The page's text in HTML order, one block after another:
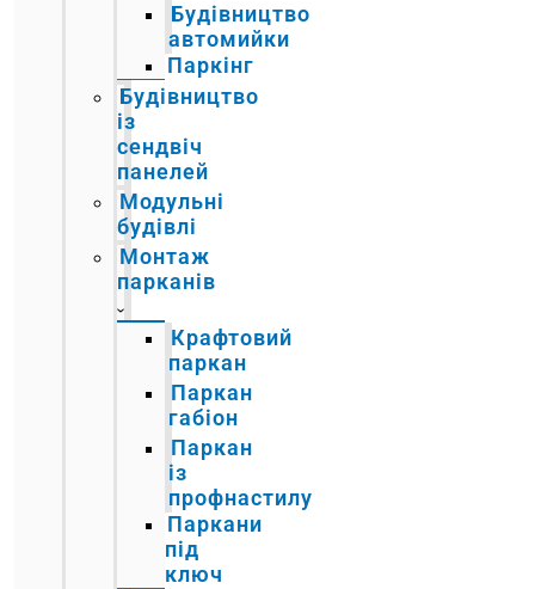
Будівництво
автомийки
Паркінг
Будівництво
із
сендвіч
панелей
Модульні
будівлі
Монтаж
парканів
Крафтовий
паркан
Паркан
габіон
Паркан
із
профнастилу
Паркани
під
ключ